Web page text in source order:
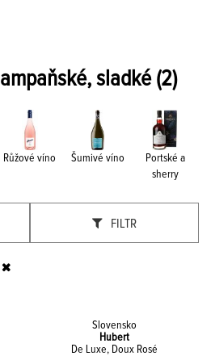
sladké(2)
Růžové víno Šumivé víno
Portské a
sherry
FILTR
Slovensko
Hubert
De Luxe, Doux Rosé